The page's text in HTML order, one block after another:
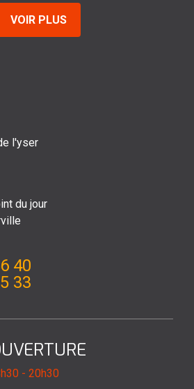
VOIR PLUS
l'yser
du jour
40
33
- 20h30